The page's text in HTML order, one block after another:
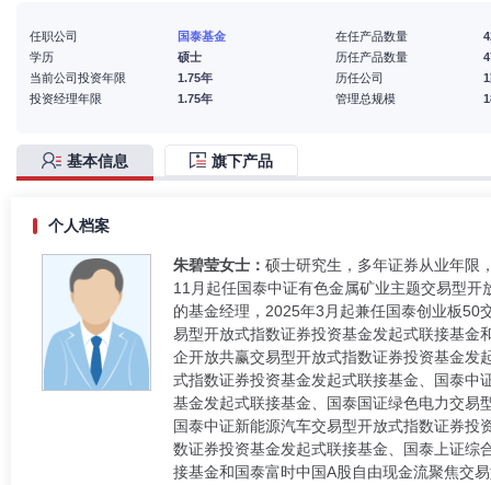
任职公司
国泰基金
学历
硕士
当前公司投资年限
1.75年
投资经理年限
1.75年
在任产品数量
历任产品数量
历任公司
管理总规模
基本信息 旗下产品
个人档案
朱碧莹女士： 硕士研究生，多年证券从业年限
11月起任国泰中证有色金属矿业主题交易型
的基金经理，2025年3月起兼任国泰创业板50
易型开放式指数证券投资基金发起式联接基金
企开放共赢交易型开放式指数证券投资基金发
式指数证券投资基金发起式联接基金、国泰中
基金发起式联接基金、国泰国证绿色电力交易
国泰中证新能源汽车交易型开放式指数证券
数证券投资基金发起式联接基金、国泰上证综
接基金和国泰富时中国A股自由现金流聚焦交